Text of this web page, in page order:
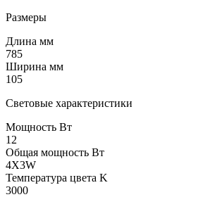
Размеры
Длина мм
785
Ширина мм
105
Световые характеристики
Мощность Вт
12
Общая мощность Вт
4X3W
Температура цвета K
3000